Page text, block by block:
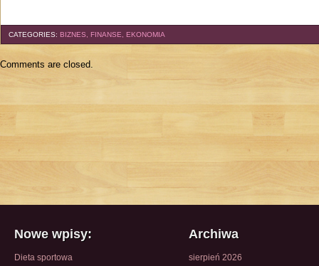
CATEGORIES: BIZNES, FINANSE, EKONOMIA
Comments are closed.
Nowe wpisy:
Dieta sportowa
Archiwa
sierpień 2026